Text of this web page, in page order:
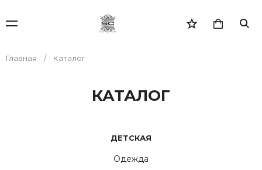
Главная Каталог
КАТАЛОГ
ДЕТСКАЯ
Одежда